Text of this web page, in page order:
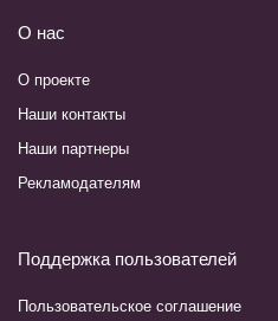
О нас
О проекте
Наши контакты
Наши партнеры
Рекламодателям
Поддержка пользователей
Пользовательское соглашение